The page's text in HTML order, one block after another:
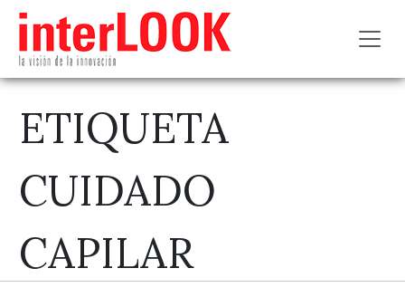
ETIQUETA
CUIDADO
CAPILAR